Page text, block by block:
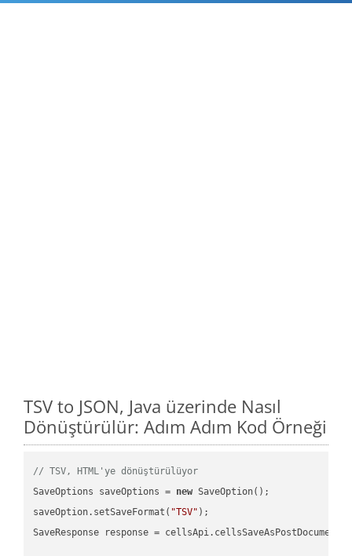
TSV to JSON, Java üzerinde Nasıl
Dönüştürülür: Adım Adım Kod Örneği
// TSV, HTML'ye dönüştürülüyor
SaveOptions saveOptions = new SaveOption();
saveOption.setSaveFormat( "TSV" );
SaveResponse response =